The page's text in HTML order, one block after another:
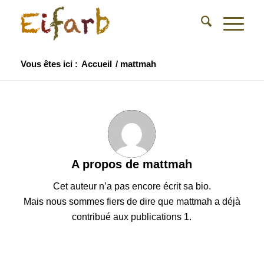
Vous êtes ici : Accueil / mattmah
A propos de mattmah
Cet auteur n’a pas encore écrit sa bio.
Mais nous sommes fiers de dire que mattmah a déjà
contribué aux publications 1.